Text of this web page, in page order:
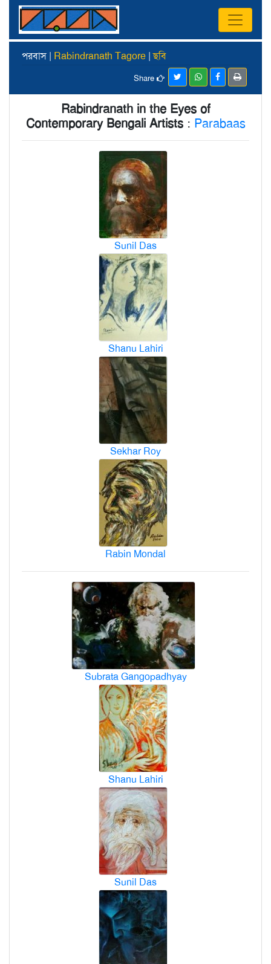
পরবাস | Rabindranath Tagore |ছবি
Share
Rabindranath in the Eyes of
Contemporary Bengali Artists: Parabaas
Sunil Das
Shanu Lahiri
Sekhar Roy
Rabin Mondal
Subrata Gangopadhyay
Shanu Lahiri
Sunil Das